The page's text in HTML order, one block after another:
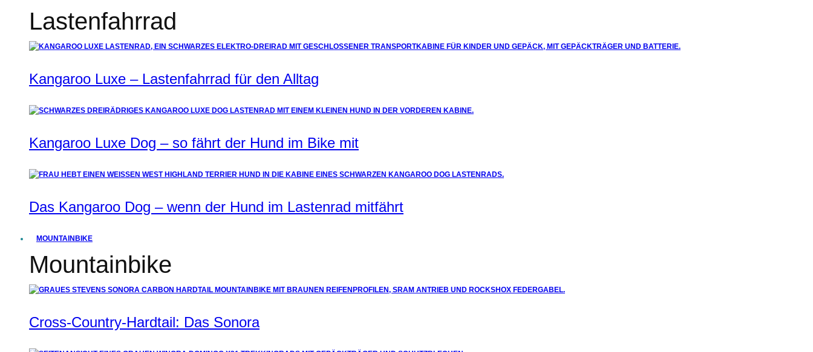
Lastenfahrrad
Kangaroo Luxe – Lastenfahrrad für den Alltag
Kangaroo Luxe Dog – so fährt der Hund im Bike mit
Das Kangaroo Dog – wenn der Hund im Lastenrad mitfährt
MOUNTAINBIKE
Mountainbike
Cross-Country-Hardtail: Das Sonora